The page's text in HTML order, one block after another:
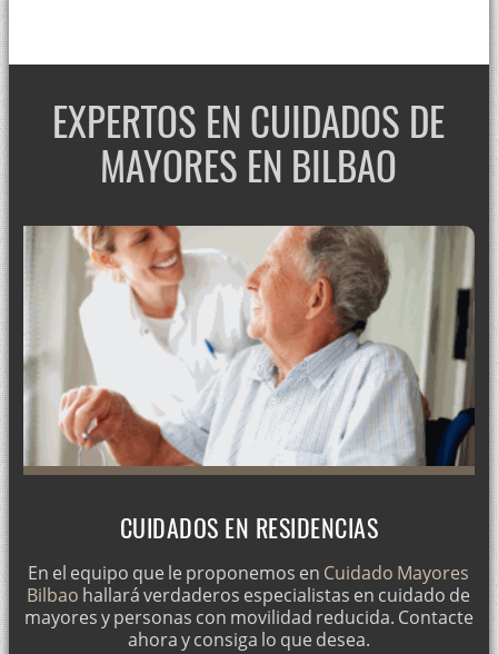
EXPERTOS EN CUIDADOS DE
MAYORES EN BILBAO
CUIDADOS EN RESIDENCIAS
En el equipo que le proponemos en Cuidado Mayores
Bilbao hallará verdaderos especialistas en cuidado de
mayores y personas con movilidad reducida. Contacte
ahora y consiga lo que desea.